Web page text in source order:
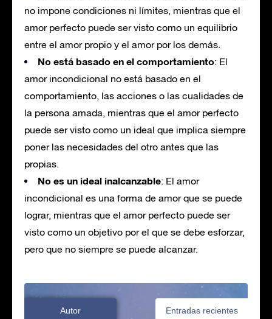
no impone condiciones ni límites, mientras que el
amor perfecto puede ser visto como un equilibrio
entre el amor propio y el amor por los demás.
No está basado en el comportamiento: El
amor incondicional no está basado en el
comportamiento, las acciones o las cualidades de
la persona amada, mientras que el amor perfecto
puede ser visto como un ideal que implica siempre
poner las necesidades del otro antes que las
propias.
No es un ideal inalcanzable: El amor
incondicional es una forma de amor que se puede
lograr, mientras que el amor perfecto puede ser
visto como un objetivo por el que se debe esforzar,
pero que no siempre se puede alcanzar.
Autor Entradas recientes